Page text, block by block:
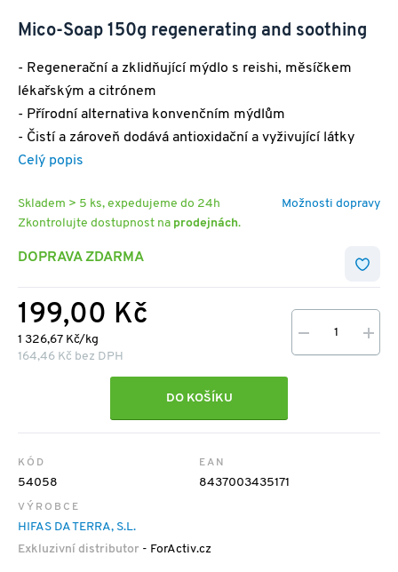
Mico-Soap 150g regenerating and soothing
- Regenerační a zklidňující mýdlo s reishi, měsíčkem
lékařským a citrónem
- Přírodní alternativa konvenčním mýdlům
- Čistí a zároveň dodává antioxidační a vyživující látky
Celý popis
Možnosti dopravy
Skladem > 5 ks, expedujeme do 24h
Zkontrolujte dostupnost na prodejnách.
DOPRAVA ZDARMA
199,00 Kč
1 326,67 Kč/kg
164,46 Kč bez DPH
DO KOŠÍKU
KÓD
54058
EAN
8437003435171
VÝROBCE
HIFAS DA TERRA, S.L.
Exkluzivní distributor - ForActiv.cz